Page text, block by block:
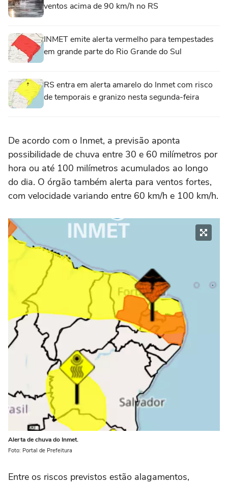
ventos acima de 90 km/h no RS
INMET emite alerta vermelho para tempestades
em grande parte do Rio Grande do Sul
RS entra em alerta amarelo do Inmet com risco
de temporais e granizo nesta segunda-feira
De acordo com o Inmet, a previsão aponta
possibilidade de chuva entre 30 e 60 milímetros por
hora ou até 100 milímetros acumulados ao longo
do dia. O órgão também alerta para ventos fortes,
com velocidade variando entre 60 km/h e 100 km/h.
Alerta de chuva do Inmet.
Foto: Portal de Prefeitura
Entre os riscos previstos estão alagamentos,